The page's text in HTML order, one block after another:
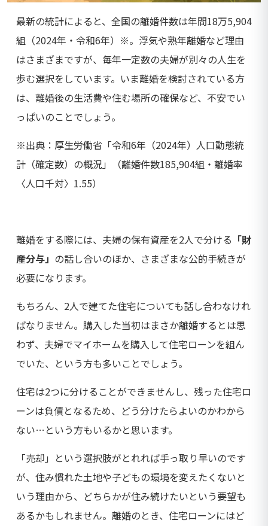
最新の統計によると、全国の離婚件数は年間18万5,904
組（2024年・令和6年）※。浮気や熟年離婚など理由
はさまざまですが、毎年一定数の夫婦が別々の人生を
歩む選択をしています。いま離婚を検討されている方
は、離婚後の生活費や住む場所の確保など、不安でい
っぱいのことでしょう。
※出典：厚生労働省「令和6年（2024年）人口動態統
計（確定数）の概況」（離婚件数185,904組・離婚率
〈人口千対〉1.55）
離婚をする際には、夫婦の保有資産を2人で分ける 「財
産分与」 の話し合いのほか、さまざまな公的手続きが
必要になります。
もちろん、2人で建てた住宅についても話し合わなけれ
ばなりません。購入した当初はまさか離婚するとは思
わず、夫婦でマイホームを購入して住宅ローンを組ん
でいた、という方も多いことでしょう。
住宅は2つに分けることができませんし、残った住宅ロ
ーンは負債となるため、どう分けたらよいのかわから
ない…という方もいるかと思います。
「売却」という選択肢がとれれば手っ取り早いのです
が、住み慣れた土地や子どもの環境を変えたくないと
いう理由から、どちらかが住み続けたいという要望も
あるかもしれません。離婚のとき、住宅ローンにはど